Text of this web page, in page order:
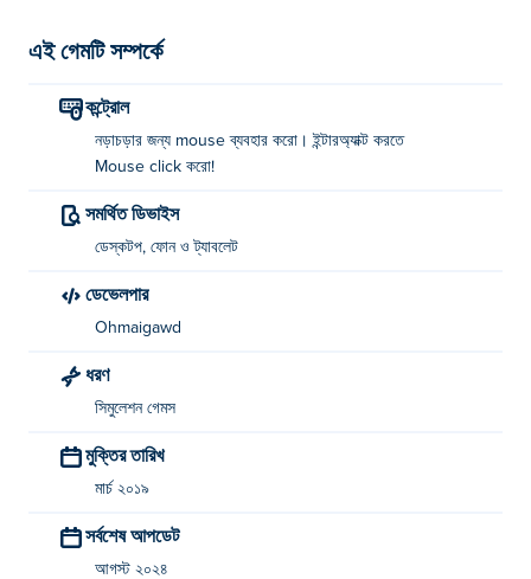
এই গেমটি সম্পর্কে
কন্ট্রোল
নড়াচড়ার জন্য mouse ব্যবহার করো। ইন্টারঅ্যাক্ট করতে
Mouse click করো!
সমর্থিত ডিভাইস
ডেস্কটপ, ফোন ও ট্যাবলেট
ডেভেলপার
Ohmaigawd
ধরণ
সিমুলেশন গেমস
মুক্তির তারিখ
মার্চ ২০১৯
সর্বশেষ আপডেট
আগস্ট ২০২৪